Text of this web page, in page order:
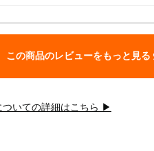
この商品のレビューをもっと見る
ついての詳細はこちら ▶